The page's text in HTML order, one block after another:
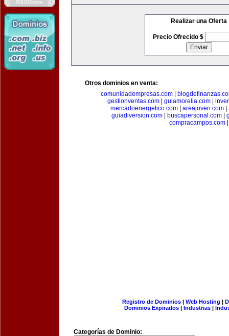
Realizar una Oferta
Precio Ofrecido $
Otros dominios en venta:
comunidadempresas.com|
gestionventas.com| guiamorelia.com|
mercadoenergetico.com| areajoven.com|
guiadiversion.com| buscapersonal.com|
compracampos.com
Registro de Dominios| Web Hosting |
Dominios Expirados | Industrias |
Categorías de Dominio: